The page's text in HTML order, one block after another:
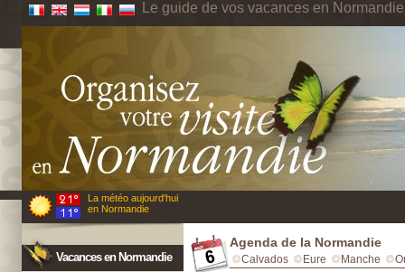
Le guide de vos vacances en Normandie
La météo aujourd'hui
en Normandie
Vacances en Normandie
Agenda de la Normandie
Calvados Eure Manche